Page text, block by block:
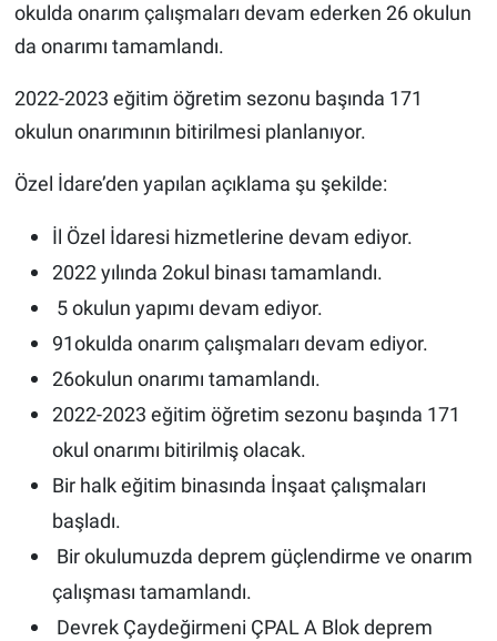
okulda onarım çalışmaları devam ederken 2️6️ okulun
da onarımı tamamlandı.
2022-2023 eğitim öğretim sezonu başında 1️7️1️
okulun onarımının bitirilmesi planlanıyor.
Özel İdare’den yapılan açıklama şu şekilde:
İl Özel İdaresi hizmetlerine devam ediyor.
2022 yılında 2️okul binası tamamlandı.
5️ okulun yapımı devam ediyor.
9️1️okulda onarım çalışmaları devam ediyor.
2️6️okulun onarımı tamamlandı.
2022-2023 eğitim öğretim sezonu başında 1️7️1️
okul onarımı bitirilmiş olacak.
Bir halk eğitim binasında İnşaat çalışmaları
başladı.
Bir okulumuzda deprem güçlendirme ve onarım
çalışması tamamlandı.
Devrek Çaydeğirmeni ÇPAL A Blok deprem